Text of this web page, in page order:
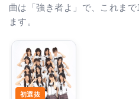
曲は「強き者よ」で、これま
ます。
初選抜